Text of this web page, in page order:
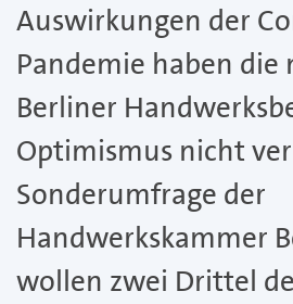
Auswirkungen der
Pandemie haben die
Berliner
Optimismus nicht
Sonderumfrage der
Handwerkskammer
wollen zwei Drittel